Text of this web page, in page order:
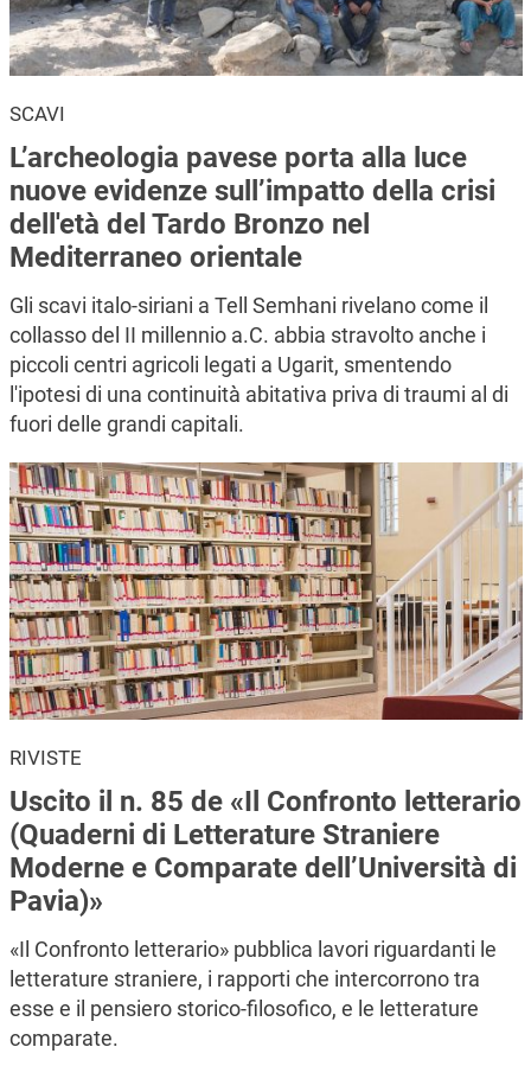
SCAVI
L’archeologia pavese porta alla luce
nuove evidenze sull’impatto della crisi
dell'età del Tardo Bronzo nel
Mediterraneo orientale
Gli scavi italo-siriani a Tell Semhani rivelano come il
collasso del II millennio a.C. abbia stravolto anche i
piccoli centri agricoli legati a Ugarit, smentendo
l'ipotesi di una continuità abitativa priva di traumi al di
fuori delle grandi capitali.
RIVISTE
Uscito il n. 85 de «Il Confronto letterario
(Quaderni di Letterature Straniere
Moderne e Comparate dell’Università di
Pavia)»
«Il Confronto letterario» pubblica lavori riguardanti le
letterature straniere, i rapporti che intercorrono tra
esse e il pensiero storico-filosofico, e le letterature
comparate.